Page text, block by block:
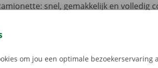
snel, gemakkelijk en volledig
Vind de app voor
om jou een optimale bezoekerservaring